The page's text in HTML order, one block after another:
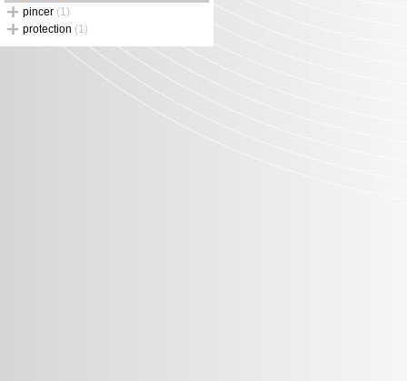
pincer (1)
protection (1)